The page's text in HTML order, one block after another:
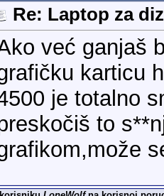
Re: Laptop za
već ganjaš
karticu
je totalno
to